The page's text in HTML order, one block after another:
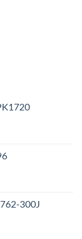
300J